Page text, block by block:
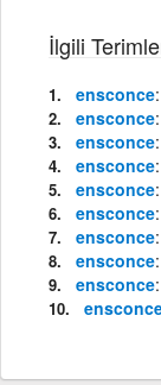
İlgili
ensconce
ensconce
ensconce
ensconce
ensconce
ensconce
ensconce
ensconce
ensconce